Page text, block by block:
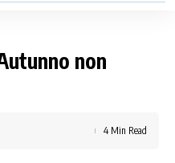
non
4 Min Read